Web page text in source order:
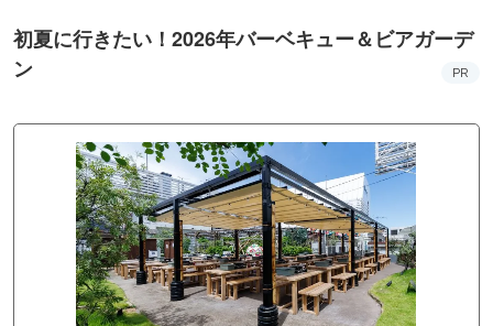
初夏に行きたい！2026年バーベキュー＆ビアガーデ
ン
PR